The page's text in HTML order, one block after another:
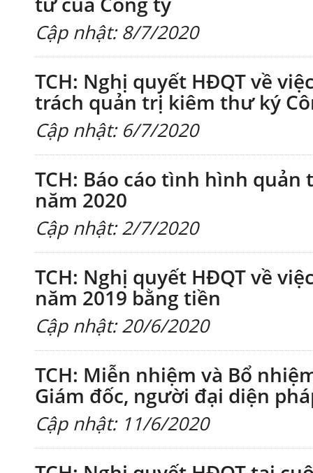
Cập nhật: 8/7/2020
TCH: Nghị quyết HĐQT về
trách quản trị kiêm thư ký
Cập nhật: 6/7/2020
TCH: Báo cáo tình hình
năm 2020
Cập nhật: 2/7/2020
TCH: Nghị quyết HĐQT về
năm 2019 bằng tiền
Cập nhật: 20/6/2020
TCH: Miễn nhiệm và Bổ
Giám đốc, người đại diện
Cập nhật: 11/6/2020